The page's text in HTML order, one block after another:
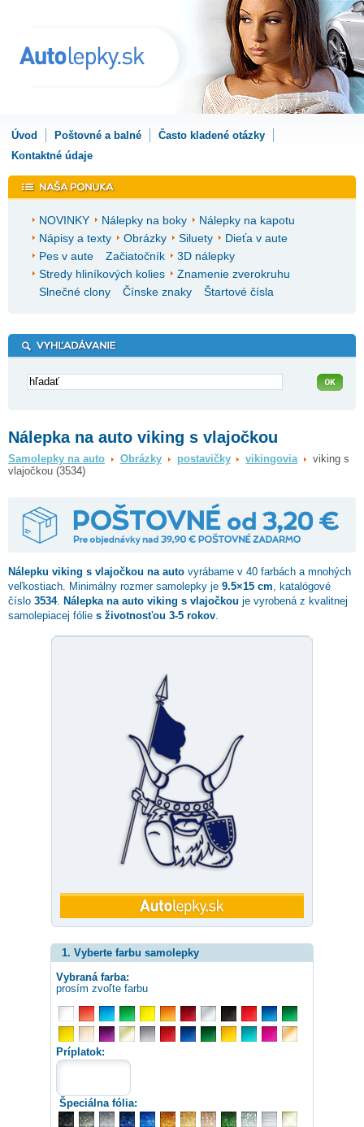
Úvod Poštovné a balné
Často kladené otázky
Kontaktné údaje
NOVINKY Nálepky na boky
Nálepky na kapotu
Nápisy a texty
Obrázky Siluety
Dieťa v aute
Pes v aute
Začiatočník
3D nálepky
Stredy hliníkových kolies
Znamenie zverokruhu
Slnečné clony
Čínske znaky Štartové čísla
Nálepka na auto viking s vlajočkou
Samolepky na auto Obrázky postavičky vikingovia
viking s
vlajočkou (3534)
Nálepku viking s vlajočkou na auto vyrábame v 40 farbách a mnohých
veľkostiach. Minimálny rozmer samolepky je 9.5×15 cm , katalógové
číslo 3534. Nálepka na auto viking s vlajočkou je vyrobená z kvalitnej
samolepiacej fólie s životnosťou 3-5 rokov
1. Vyberte farbu samolepky
Vybraná farba:
prosím zvoľte farbu
Príplatok:
Špeciálna fólia: